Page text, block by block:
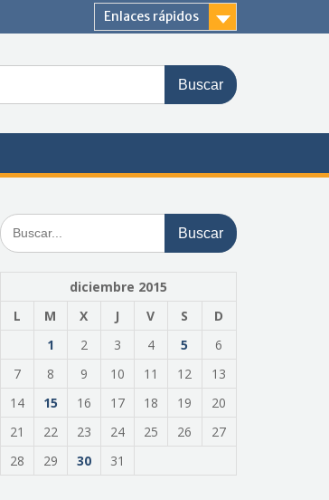
Enlaces rápidos
Buscar:
diciembre 2015
L
M X J V S
D
1
2 3 4 5
6
7
8 9 10 11 12
13
14
15 16 17 18 19
20
21
22 23 24 25 26
27
28
29 30 31